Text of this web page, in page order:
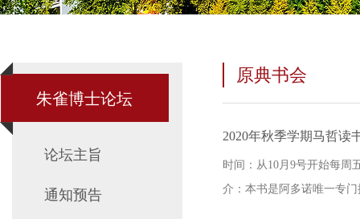
朱雀博士论坛
论坛主旨
通知预告
原典书会
2020年秋季学期马哲读
时间：从10月9号开始每周
介：本书是阿多诺唯一专